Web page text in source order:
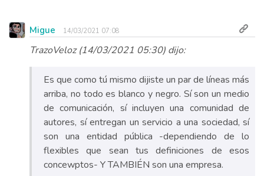
Migue 14/03/2021 07:08
TrazoVeloz (14/03/2021 05:30) dijo:
Es que como tú mismo dijiste un par de líneas más
arriba, no todo es blanco y negro. Sí son un medio
de comunicación, sí incluyen una comunidad de
autores, sí entregan un servicio a una sociedad, sí
son una entidad pública -dependiendo de lo
flexibles que sean tus definiciones de esos
concewptos- Y TAMBIÉN son una empresa.